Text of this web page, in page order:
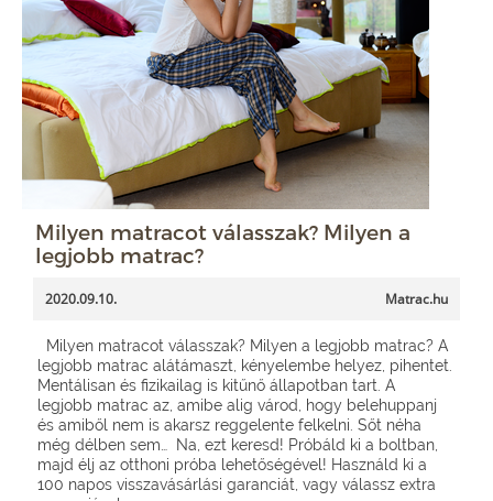
Milyen matracot válasszak? Milyen a
legjobb matrac?
2020.09.10. Matrac.hu
Milyen matracot válasszak? Milyen a legjobb matrac? A
legjobb matrac alátámaszt, kényelembe helyez, pihentet.
Mentálisan és fizikailag is kitűnő állapotban tart. A
legjobb matrac az, amibe alig várod, hogy belehuppanj
és amiből nem is akarsz reggelente felkelni. Sőt néha
még délben sem… Na, ezt keresd! Próbáld ki a boltban,
majd élj az otthoni próba lehetőségével! Használd ki a
100 napos visszavásárlási garanciát, vagy válassz extra